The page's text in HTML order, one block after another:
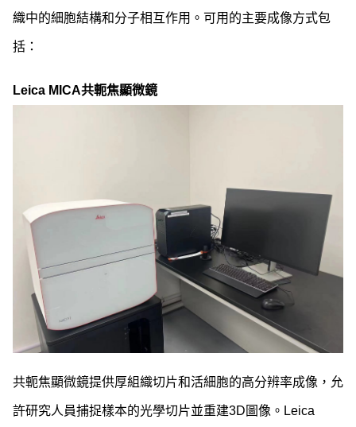
織中的細胞結構和分子相互作用。可用的主要成像方式包
括：
Leica MICA共軛焦顯微鏡
共軛焦顯微鏡提供厚組織切片和活細胞的高分辨率成像，允
許研究人員捕捉樣本的光學切片並重建3D圖像。Leica